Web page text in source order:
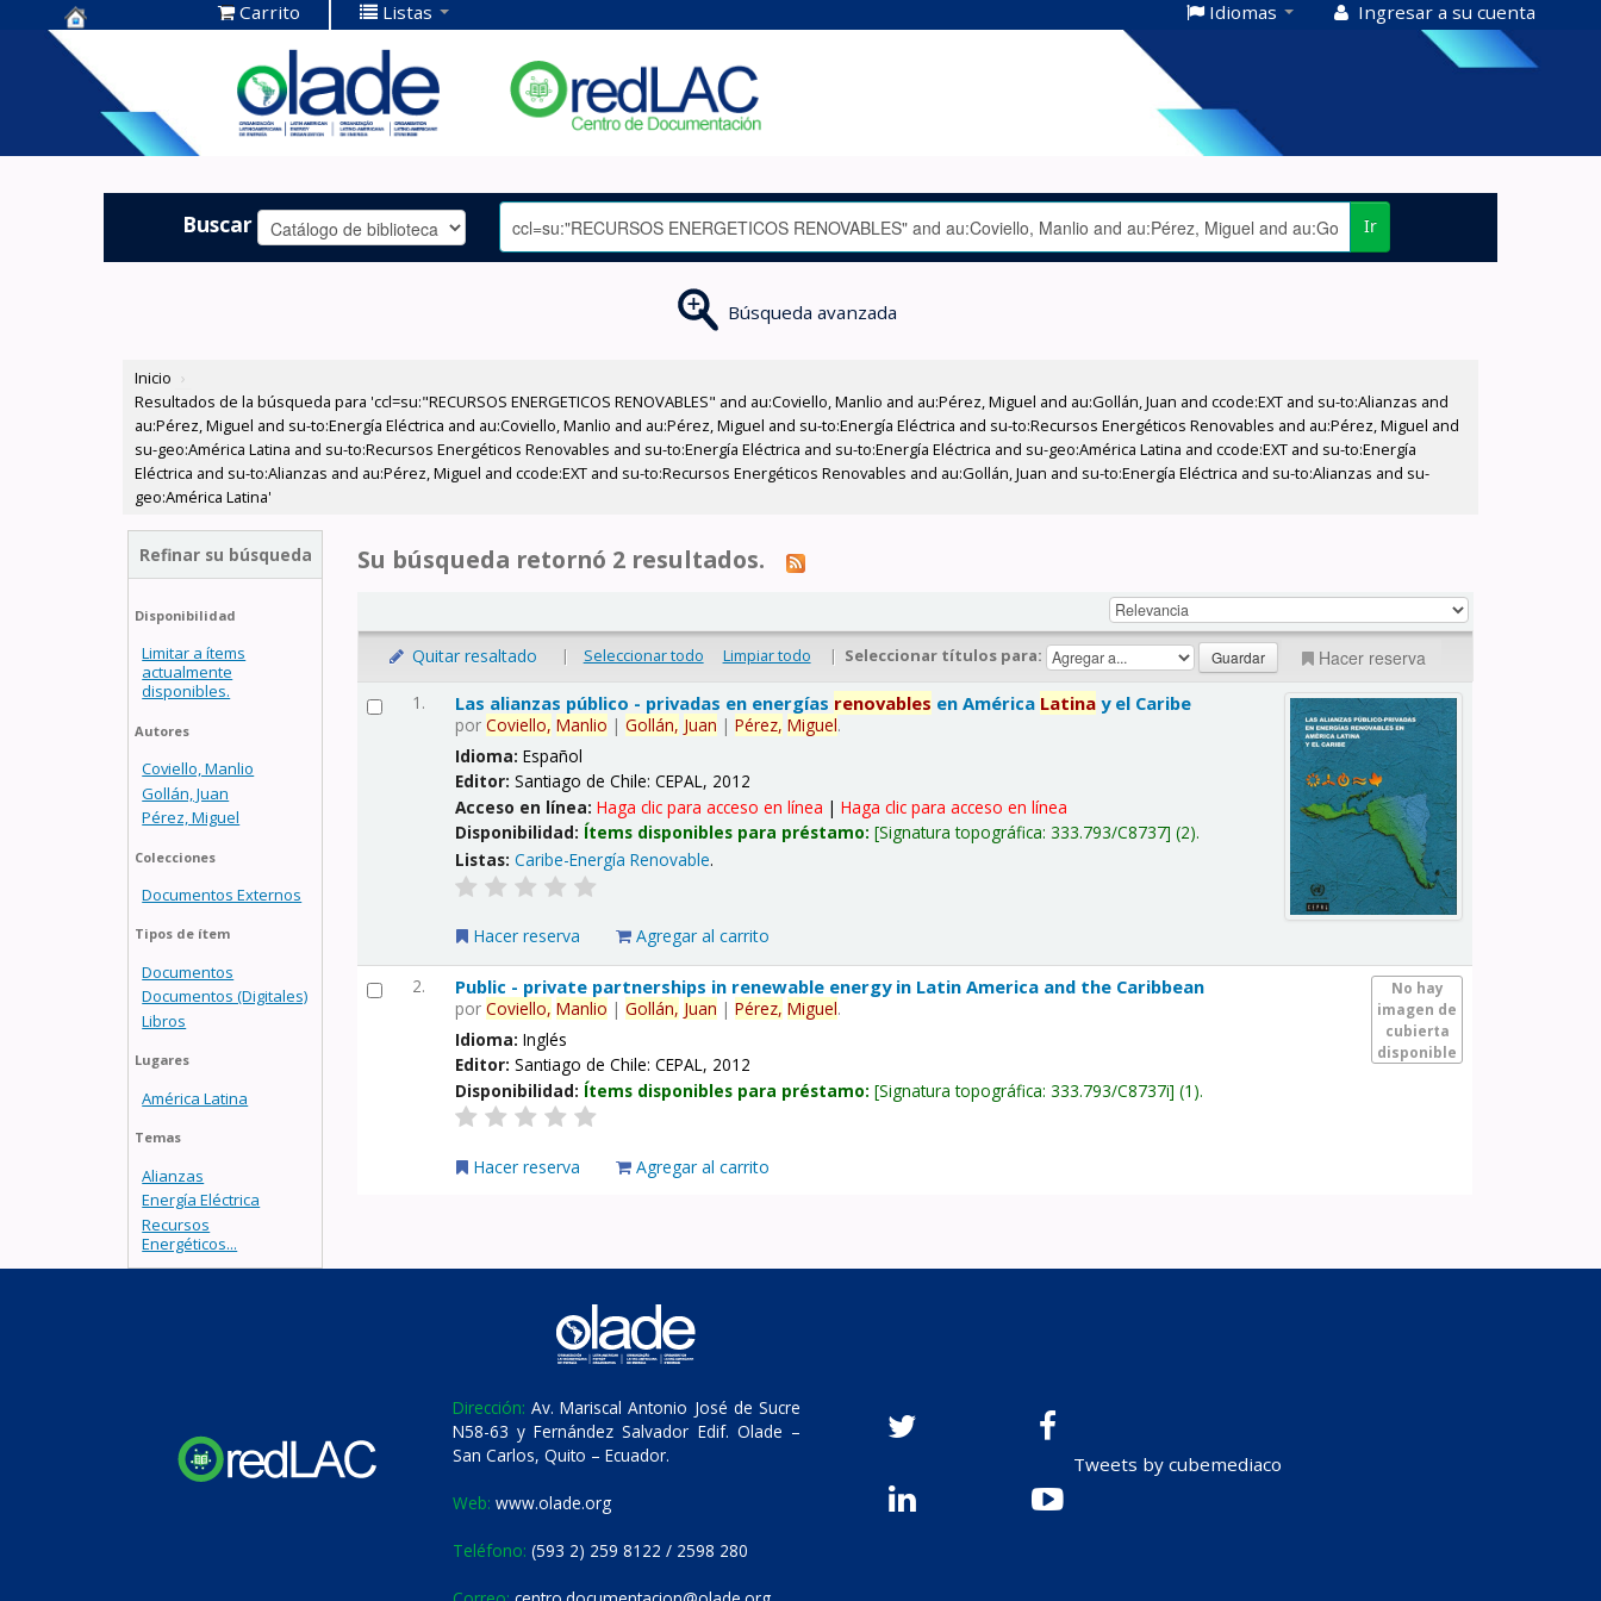
Centro de
Documentación
OLADE -
Carrito Listas Idiomas Ingresar a su cuenta
Buscar Ir
Búsqueda avanzada
Inicio ›
Resultados de la búsqueda para 'ccl=su:"RECURSOS ENERGETICOS RENOVABLES" and au:Coviello, Manlio and au:Pérez, Miguel and au:Gollán, Juan and ccode:EXT and su-to:Alianzas and
au:Pérez, Miguel and su-to:Energía Eléctrica and au:Coviello, Manlio and au:Pérez, Miguel and su-to:Energía Eléctrica and su-to:Recursos Energéticos Renovables and au:Pérez, Miguel and
su-geo:América Latina and su-to:Recursos Energéticos Renovables and su-to:Energía Eléctrica and su-to:Energía Eléctrica and su-geo:América Latina and ccode:EXT and su-to:Energía
Eléctrica and su-to:Alianzas and au:Pérez, Miguel and ccode:EXT and su-to:Recursos Energéticos Renovables and au:Gollán, Juan and su-to:Energía Eléctrica and su-to:Alianzas and su-
geo:América Latina'
Refinar su búsqueda
Disponibilidad
Limitar a ítems
actualmente
disponibles.
Autores
Coviello, Manlio
Gollán, Juan
Pérez, Miguel
Colecciones
Documentos Externos
Tipos de ítem
Documentos
Documentos (Digitales)
Libros
Lugares
América Latina
Temas
Alianzas
Energía Eléctrica
Recursos
Energéticos...
Su búsqueda retornó 2 resultados.
Quitar resaltado | Seleccionar todo Limpiar todo | Seleccionar títulos para: Hacer reserva
1. Las alianzas público - privadas en energías renovables en América Latina y el Caribe
porCoviello, Manlio |Gollán, Juan |Pérez, Miguel.
Idioma:Español
Editor:Santiago de Chile: CEPAL, 2012
Acceso en línea:Haga clic para acceso en línea |Haga clic para acceso en línea
Disponibilidad: Ítems disponibles para préstamo: Signatura topográfica:333.793/C8737 (2).
Listas: Caribe-Energía Renovable.
Hacer reserva Agregar al carrito
2.
No hay
imagen de
cubierta
disponible
Public - private partnerships in renewable energy in Latin America and the Caribbean
porCoviello, Manlio |Gollán, Juan |Pérez, Miguel.
Idioma:Inglés
Editor:Santiago de Chile: CEPAL, 2012
Disponibilidad: Ítems disponibles para préstamo: Signatura topográfica:333.793/C8737i (1).
Hacer reserva Agregar al carrito
Dirección: Av. Mariscal Antonio José de Sucre
N58-63 y Fernández Salvador Edif. Olade –
San Carlos, Quito – Ecuador.
Web: www.olade.org
Teléfono: (593 2) 259 8122 / 2598 280
Tweets by cubemediaco